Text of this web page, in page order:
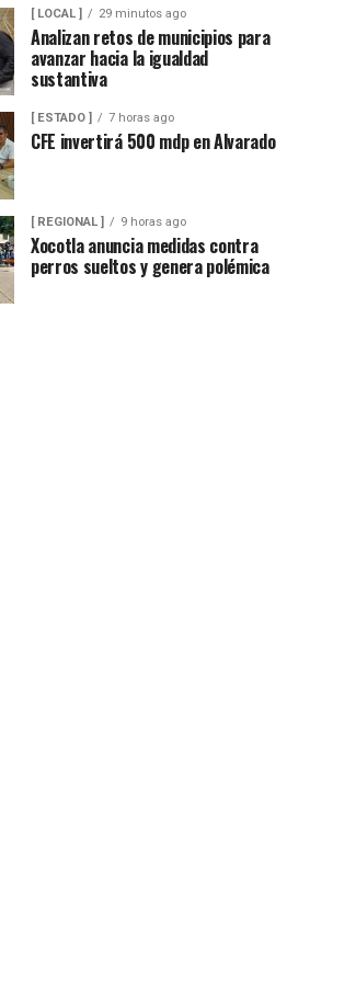
[ LOCAL ] 29 minutos ago
Analizan retos de municipios para
avanzar hacia la igualdad
sustantiva
[ ESTADO ] 7 horas ago
CFE invertirá 500 mdp en Alvarado
[ REGIONAL ] 9 horas ago
Xocotla anuncia medidas contra
perros sueltos y genera polémica